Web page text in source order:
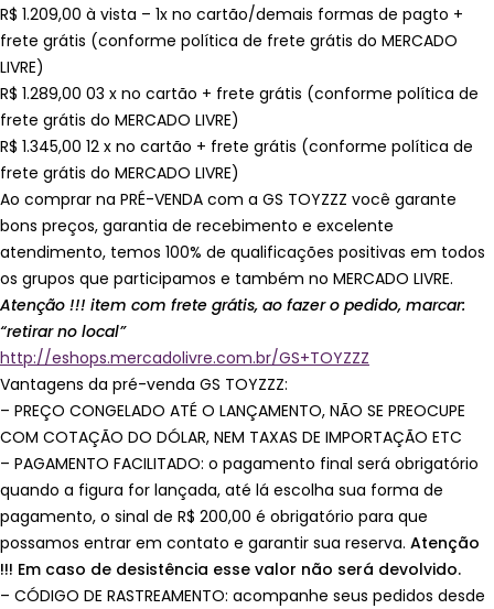
R$ 1.209,00 à vista – 1x no cartão/demais formas de pagto +
frete grátis (conforme política de frete grátis do MERCADO
LIVRE)
R$ 1.289,00 03 x no cartão + frete grátis (conforme política de
frete grátis do MERCADO LIVRE)
R$ 1.345,00 12 x no cartão + frete grátis (conforme política de
frete grátis do MERCADO LIVRE)
Ao comprar na PRÉ-VENDA com a GS TOYZZZ você garante
bons preços, garantia de recebimento e excelente
atendimento, temos 100% de qualificações positivas em todos
os grupos que participamos e também no MERCADO LIVRE.
Atenção !!! item com frete grátis, ao fazer o pedido, marcar:
“retirar no local”
http://eshops.mercadolivre.com.br/GS+TOYZZZ
Vantagens da pré-venda GS TOYZZZ:
– PREÇO CONGELADO ATÉ O LANÇAMENTO, NÃO SE PREOCUPE
COM COTAÇÃO DO DÓLAR, NEM TAXAS DE IMPORTAÇÃO ETC
– PAGAMENTO FACILITADO: o pagamento final será obrigatório
quando a figura for lançada, até lá escolha sua forma de
pagamento, o sinal de R$ 200,00 é obrigatório para que
possamos entrar em contato e garantir sua reserva. Atenção
!!! Em caso de desistência esse valor não será devolvido.
– CÓDIGO DE RASTREAMENTO: acompanhe seus pedidos desde